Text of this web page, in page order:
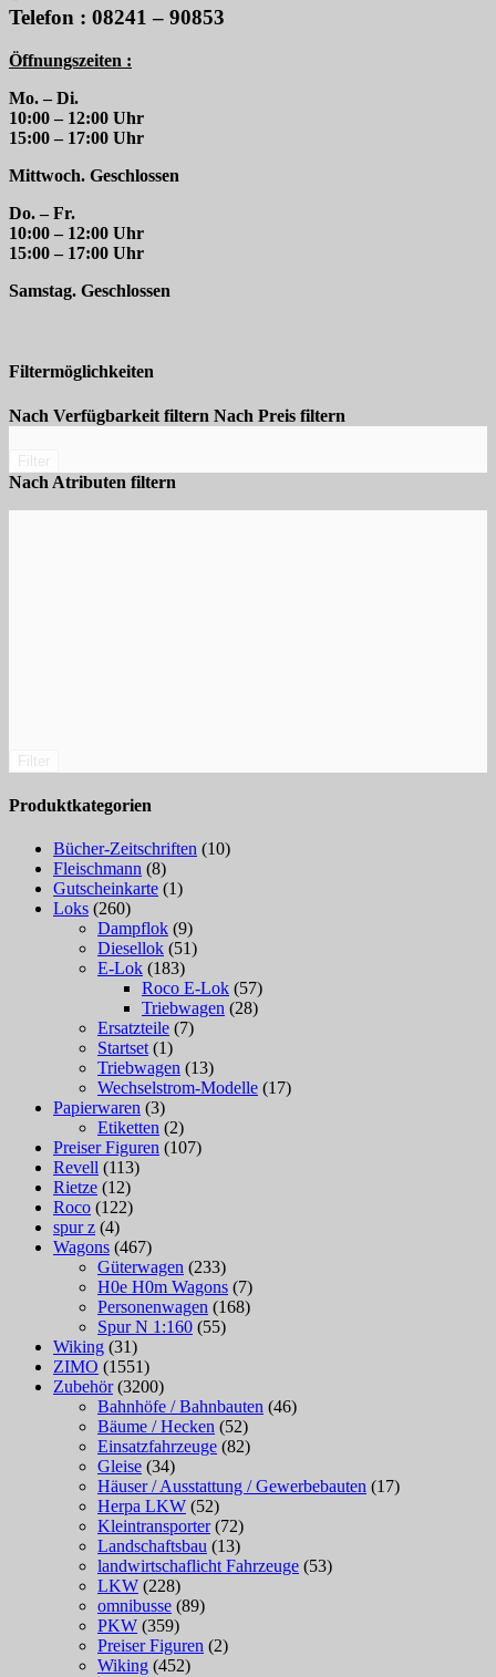
Telefon : 08241 – 90853
Öffnungszeiten :
Mo. – Di.
10:00 – 12:00 Uhr
15:00 – 17:00 Uhr
Mittwoch. Geschlossen
Do. – Fr.
10:00 – 12:00 Uhr
15:00 – 17:00 Uhr
Samstag. Geschlossen
Filtermöglichkeiten
Nach Verfügbarkeit filtern Nach Preis filtern
Nach Atributen filtern
Produktkategorien
Bücher-Zeitschriften (10)
Fleischmann (8)
Gutscheinkarte (1)
Loks (260)
Dampflok (9)
Diesellok (51)
E-Lok (183)
Roco E-Lok (57)
Triebwagen (28)
Ersatzteile (7)
Startset (1)
Triebwagen (13)
Wechselstrom-Modelle (17)
Papierwaren (3)
Etiketten (2)
Preiser Figuren (107)
Revell (113)
Rietze (12)
Roco (122)
spur z (4)
Wagons (467)
Güterwagen (233)
H0e H0m Wagons (7)
Personenwagen (168)
Spur N 1:160 (55)
Wiking (31)
ZIMO (1551)
Zubehör (3200)
Bahnhöfe / Bahnbauten (46)
Bäume / Hecken (52)
Einsatzfahrzeuge (82)
Gleise (34)
Häuser / Ausstattung / Gewerbebauten (17)
Herpa LKW (52)
Kleintransporter (72)
Landschaftsbau (13)
landwirtschaflicht Fahrzeuge (53)
LKW (228)
omnibusse (89)
PKW (359)
Preiser Figuren (2)
Wiking (452)